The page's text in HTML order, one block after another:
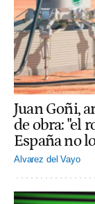
Juan Goñi,
de obra: "el
España no
Alvarez del Vayo